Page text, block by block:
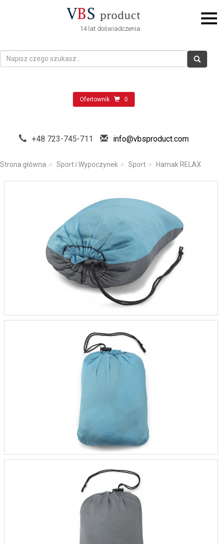
14 lat doświadczenia
Ofertownik 0
+48 723-745-711 info@vbsproduct.com
Strona główna Sport i Wypoczynek Sport Hamak RELAX